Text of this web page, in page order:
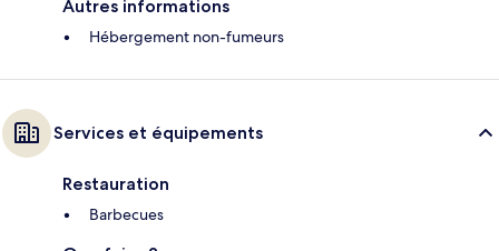
Autres informations
Hébergement non-fumeurs
Services et équipements
Restauration
Barbecues